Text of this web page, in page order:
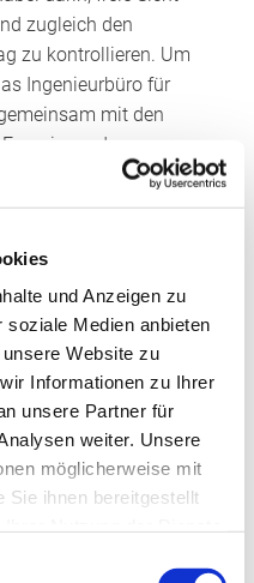
und Anzeigen zu
soziale Medien anbieten
Website zu
Informationen zu Ihrer
unsere Partner für
weiter. Unsere
möglicherweise mit
Sie ihnen bereitgestellt
zugleich den
zu kontrollieren. Um
Ingenieurbüro für
mit den
und
thermischen,
konnten
in Bezug auf
und
werden.
ganzjährig
spielt auch die
angenehmes